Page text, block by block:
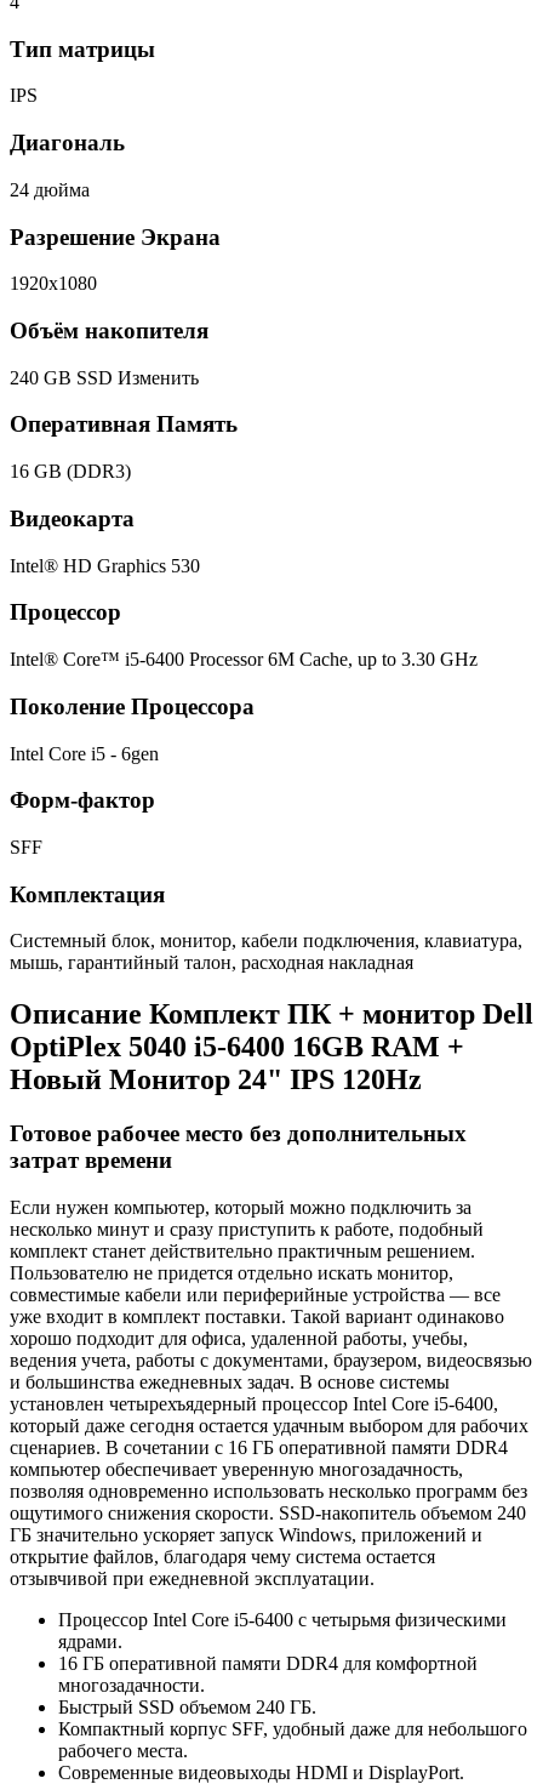
Тип матрицы
IPS
Диагональ
24 дюйма
Разрешение Экрана
1920x1080
Объём накопителя
240 GB SSD Изменить
Оперативная Память
16 GB (DDR3)
Видеокарта
Intel® HD Graphics 530
Процессор
Intel® Core™ i5-6400 Processor 6M Cache, up to 3.30 GHz
Поколение Процессора
Intel Core i5 - 6gen
Форм-фактор
SFF
Комплектация
Системный блок, монитор, кабели подключения, клавиатура,
мышь, гарантийный талон, расходная накладная
Описание Комплект ПК + монитор Dell
OptiPlex 5040 i5-6400 16GB RAM +
Новый Монитор 24" IPS 120Hz
Готовое рабочее место без дополнительных
затрат времени
Если нужен компьютер, который можно подключить за
несколько минут и сразу приступить к работе, подобный
комплект станет действительно практичным решением.
Пользователю не придется отдельно искать монитор,
совместимые кабели или периферийные устройства — все
уже входит в комплект поставки. Такой вариант одинаково
хорошо подходит для офиса, удаленной работы, учебы,
ведения учета, работы с документами, браузером, видеосвязью
и большинства ежедневных задач. В основе системы
установлен четырехъядерный процессор Intel Core i5-6400,
который даже сегодня остается удачным выбором для рабочих
сценариев. В сочетании с 16 ГБ оперативной памяти DDR4
компьютер обеспечивает уверенную многозадачность,
позволяя одновременно использовать несколько программ без
ощутимого снижения скорости. SSD-накопитель объемом 240
ГБ значительно ускоряет запуск Windows, приложений и
открытие файлов, благодаря чему система остается
отзывчивой при ежедневной эксплуатации.
Процессор Intel Core i5-6400 с четырьмя физическими
ядрами.
16 ГБ оперативной памяти DDR4 для комфортной
многозадачности.
Быстрый SSD объемом 240 ГБ.
Компактный корпус SFF, удобный даже для небольшого
рабочего места.
Современные видеовыходы HDMI и DisplayPort.